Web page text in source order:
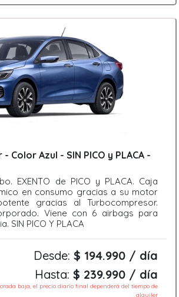
Color Azul - SIN PICO y PLACA -
EXENTO de PICO y PLACA. Caja
en consumo gracias a su motor
gracias al Turbocompresor.
Viene con 6 airbags para
SIN PICO Y PLACA
Desde: $ 194.990 / día
Hasta: $ 239.990 / día
baja, el precio diario final dependerá del tiempo de
alquiler